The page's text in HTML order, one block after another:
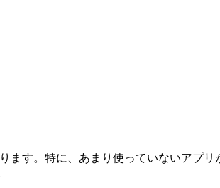
す。特に、あまり使っていないアプ